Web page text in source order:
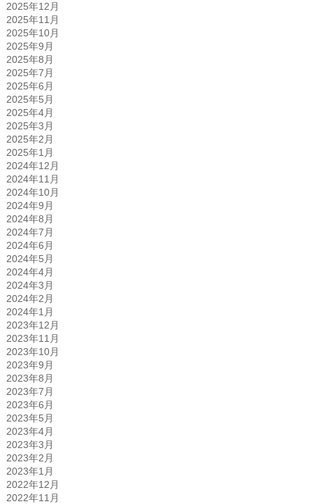
2025年12月
2025年11月
2025年10月
2025年9月
2025年8月
2025年7月
2025年6月
2025年5月
2025年4月
2025年3月
2025年2月
2025年1月
2024年12月
2024年11月
2024年10月
2024年9月
2024年8月
2024年7月
2024年6月
2024年5月
2024年4月
2024年3月
2024年2月
2024年1月
2023年12月
2023年11月
2023年10月
2023年9月
2023年8月
2023年7月
2023年6月
2023年5月
2023年4月
2023年3月
2023年2月
2023年1月
2022年12月
2022年11月